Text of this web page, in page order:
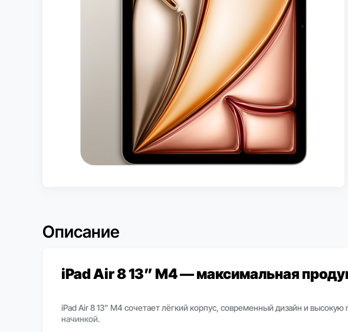
Описание
iPad Air 8 13” M4 — максимальная
iPad Air 8 13” M4 сочетает лёгкий корпус, современный дизайн и
начинкой.